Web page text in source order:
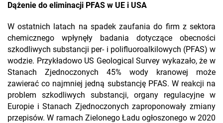
Dążenie do eliminacji PFAS w UE i USA
W ostatnich latach na spadek zaufania do firm z sektora
chemicznego wpłynęły badania dotyczące obecności
szkodliwych substancji per- i polifluoroalkilowych (PFAS) w
wodzie. Przykładowo US Geological Survey wykazało, że w
Stanach Zjednoczonych 45% wody kranowej może
zawierać co najmniej jedną substancję PFAS. W reakcji na
problem szkodliwych substancji, organy regulacyjne w
Europie i Stanach Zjednoczonych zaproponowały zmiany
przepisów. W ramach Zielonego Ładu ogłoszonego w 2020